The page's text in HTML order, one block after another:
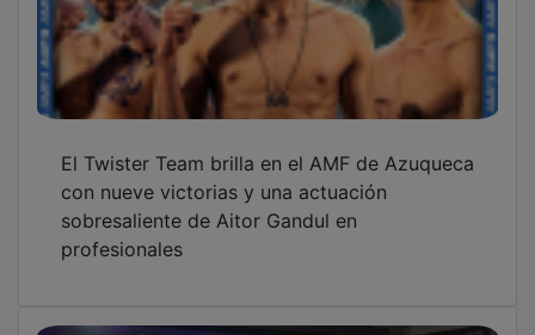
Juanvi Peinado pone fin a su etapa en el CD
Guadalajara: "Siempre seré un morado más"